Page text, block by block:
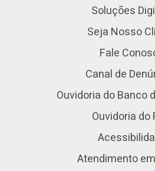
Soluções
Seja Nosso
Fale
Canal de
Ouvidoria do Banco
Ouvidoria do
Atendimento